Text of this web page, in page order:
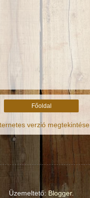
Főoldal
verzió megtekintése
Üzemeltető: Blogger.